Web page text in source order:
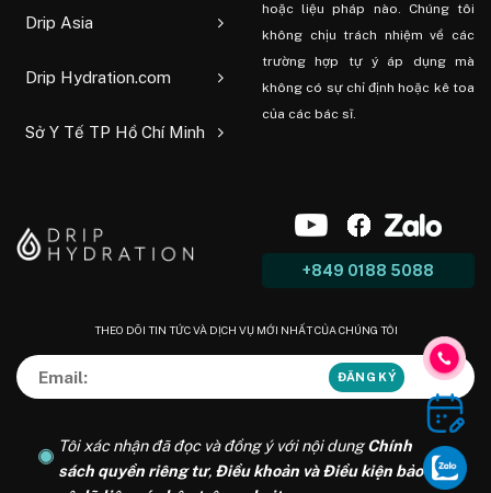
Drip Asia
Drip Hydration.com
Sở Y Tế TP Hồ Chí Minh
hoặc liệu pháp nào. Chúng tôi
không chịu trách nhiệm về các
trường hợp tự ý áp dụng mà
không có sự chỉ định hoặc kê toa
của các bác sĩ.
+849 0188 5088
THEO DÕI TIN TỨC VÀ DỊCH VỤ MỚI NHẤT CỦA CHÚNG TÔI
Tôi xác nhận đã đọc và đồng ý với nội dungChính
sách quyền riêng tư, Điều khoản và Điều kiện bảo